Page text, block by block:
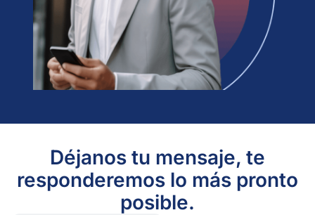
Déjanos tu mensaje, te
responderemos lo más pronto
posible.